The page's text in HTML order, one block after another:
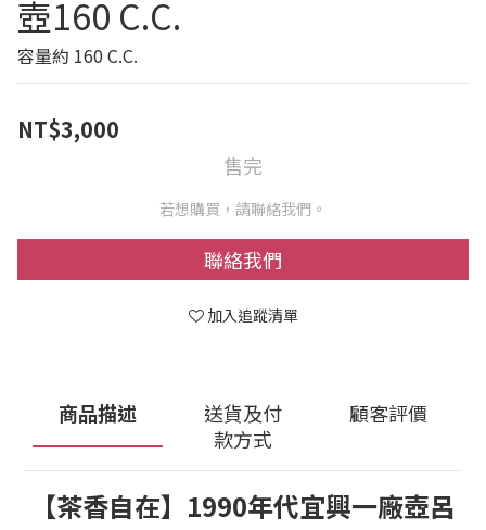
壺160 C.C.
容量約 160 C.C.
NT$3,000
售完
若想購買，請聯絡我們。
聯絡我們
加入追蹤清單
商品描述
送貨及付
款方式
顧客評價
【茶香自在】1990年代宜興一廠壺呂